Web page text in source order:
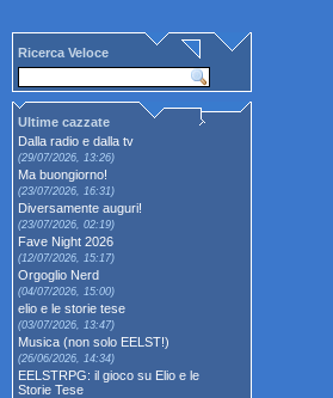
Ricerca Veloce
Ultime cazzate
Dalla radio e dalla tv
(29/07/2026, 13:26)
Ma buongiorno!
(23/07/2026, 16:31)
Diversamente auguri!
(23/07/2026, 02:19)
Fave Night 2026
(12/07/2026, 15:17)
Orgoglio Nerd
(04/07/2026, 15:00)
elio e le storie tese
(03/07/2026, 13:47)
Musica (non solo EELST!)
(26/06/2026, 14:34)
EELSTRPG: il gioco su Elio e le
Storie Tese